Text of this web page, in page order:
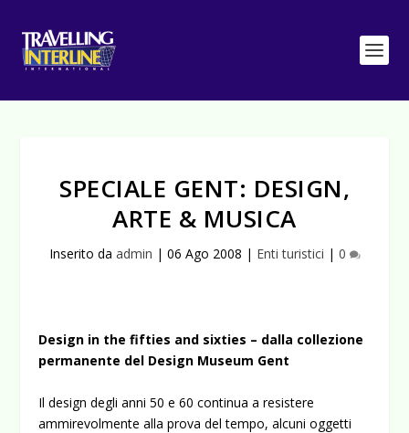
SPECIALE GENT: DESIGN,
ARTE & MUSICA
Inserito da admin | 06 Ago 2008 | Enti turistici | 0
Design in the fifties and sixties – dalla collezione
permanente del Design Museum Gent
Il design degli anni 50 e 60 continua a resistere
ammirevolmente alla prova del tempo, alcuni oggetti